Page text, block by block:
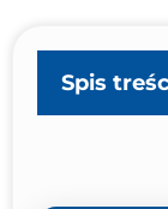
Spis